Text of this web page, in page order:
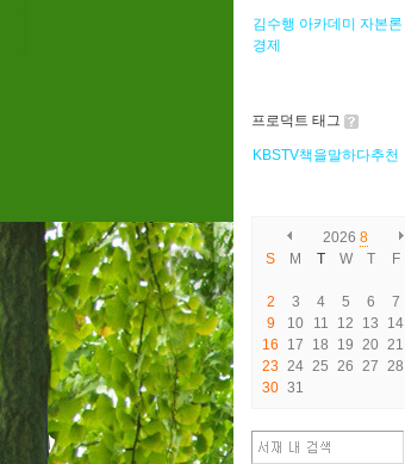
김수행 아카데미 자본론
경제
프로덕트 태그
KBSTV책을말하다추천
2026 8
S
M T W T F
2
3 4 5 6 7
9
10 11 12 13 14
16
17 18 19 20 21
23 24 25 26 27 28
30 31